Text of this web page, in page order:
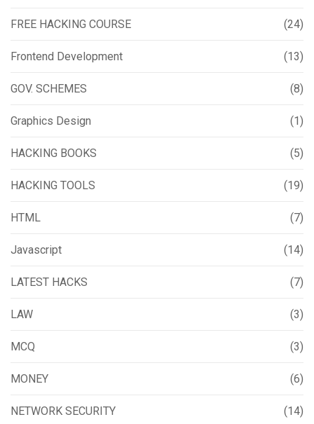
FREE HACKING COURSE (24)
Frontend Development (13)
GOV. SCHEMES (8)
Graphics Design (1)
HACKING BOOKS (5)
HACKING TOOLS (19)
HTML (7)
Javascript (14)
LATEST HACKS (7)
LAW (3)
MCQ (3)
MONEY (6)
NETWORK SECURITY (14)